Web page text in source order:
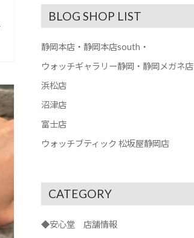
BLOG SHOP LIST
静岡本店・静岡本店south・
ウォッチギャラリー静岡・静岡メガネ店
浜松店
沼津店
富士店
ウォッチブティック 松坂屋静岡店
CATEGORY
◆安心堂 店舗情報